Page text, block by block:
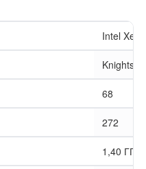
Intel
Knights
68
272
1,40 ГГц